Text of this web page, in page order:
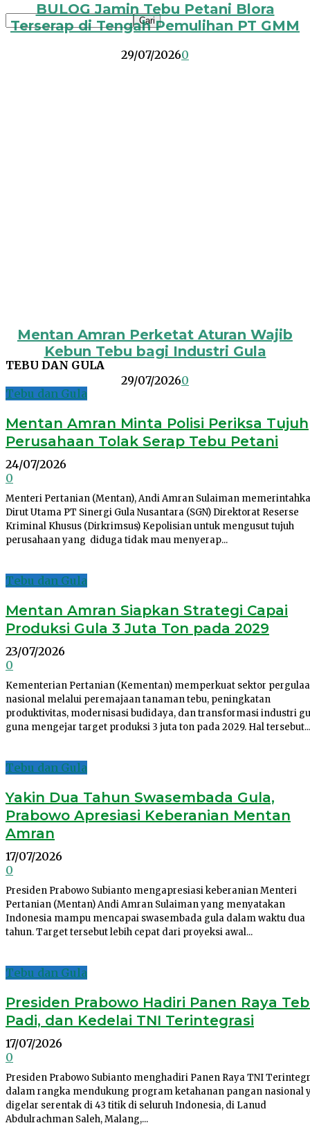
BULOG Jamin Tebu Petani Blora
Terserap di Tengah Pemulihan PT GMM
29/07/20260
Mentan Amran Perketat Aturan Wajib
Kebun Tebu bagi Industri Gula
29/07/20260
TEBU DAN GULA
Tebu dan Gula
Mentan Amran Minta Polisi Periksa Tujuh
Perusahaan Tolak Serap Tebu Petani
24/07/2026
0
Menteri Pertanian (Mentan), Andi Amran Sulaiman
Dirut Utama PT Sinergi Gula Nusantara (SGN) Direktorat Reserse
Kriminal Khusus (Dirkrimsus) Kepolisian untuk mengusut tujuh
perusahaan yang diduga tidak mau menyerap...
Tebu dan Gula
Mentan Amran Siapkan Strategi Capai
Produksi Gula 3 Juta Ton pada 2029
23/07/2026
0
Kementerian Pertanian (Kementan) memperkuat sektor
nasional melalui peremajaan tanaman tebu, peningkatan
produktivitas, modernisasi budidaya, dan transformasi industri
guna mengejar target produksi 3 juta ton pada 2029. Hal tersebut...
Tebu dan Gula
Yakin Dua Tahun Swasembada Gula,
Prabowo Apresiasi Keberanian Mentan
Amran
17/07/2026
0
Presiden Prabowo Subianto mengapresiasi keberanian Menteri
Pertanian (Mentan) Andi Amran Sulaiman yang menyatakan
Indonesia mampu mencapai swasembada gula dalam waktu dua
tahun. Target tersebut lebih cepat dari proyeksi awal...
Tebu dan Gula
Presiden Prabowo Hadiri Panen Raya
Padi, dan Kedelai TNI Terintegrasi
17/07/2026
0
Presiden Prabowo Subianto menghadiri Panen Raya TNI
dalam rangka mendukung program ketahanan pangan nasional
digelar serentak di 43 titik di seluruh Indonesia, di Lanud
Abdulrachman Saleh, Malang,...